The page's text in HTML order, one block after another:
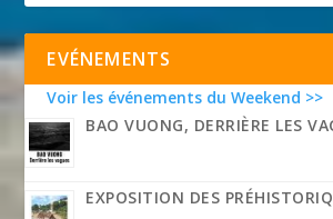
EVÉNEMENTS
Voir les événements du Weekend >>
BAO VUONG, DERRIÈRE LES
EXPOSITION DES